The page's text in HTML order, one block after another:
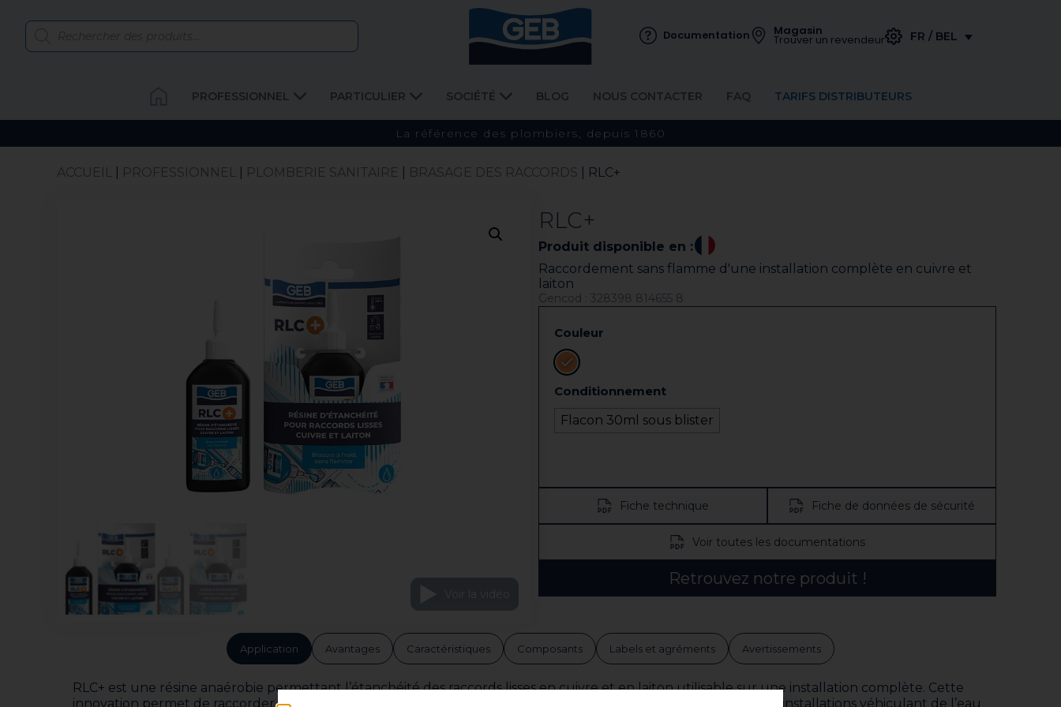
Documentation Magasin
Trouver un revendeur FR / BEL
PROFESSIONNEL PARTICULIER SOCIÉTÉ BLOG NOUS CONTACTER FAQ TARIFS DISTRIBUTEURS
La référence des plombiers, depuis 1860
ACCUEIL PROFESSIONNEL PLOMBERIE SANITAIRE BRASAGE DES RACCORDS | RLC+
RLC+
Produit disponible en :
Raccordement sans flamme d'une installation complète en cuivre et
laiton
Gencod : 328398 814655 8
Couleur
Conditionnement
Flacon 30ml sous blister
Fiche technique Fiche de données de sécurité
Voir toutes les documentations
Retrouvez notre produit !
Application Avantages Caractéristiques Composants Labels et agréments Avertissements
RLC+ est une résine anaérobie permettant l’étanchéité des raccords lisses en cuivre et en laiton utilisable sur une installation complète. Cette
innovation permet de raccorder des réseaux d’eau sanitaire et de chauffage central, elle convient donc pour les installations véhiculant de l’eau